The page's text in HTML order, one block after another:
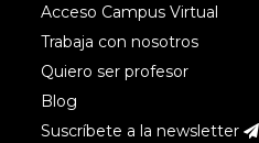
Acceso Campus Virtual
Trabaja con nosotros
Quiero ser profesor
Blog
Suscríbete a la newsletter